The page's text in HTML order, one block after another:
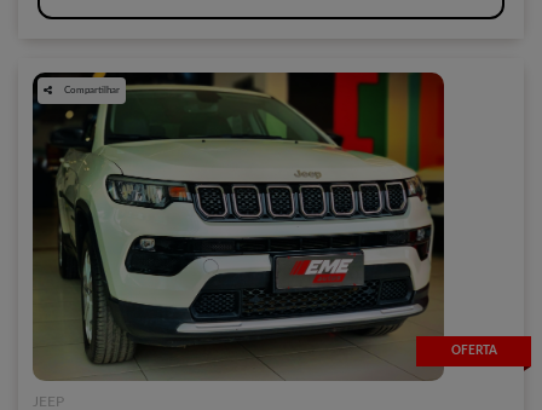
OFERTA
Compartilhar
JEEP